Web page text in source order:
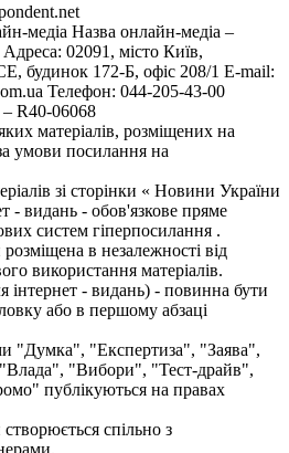
медіа Назва онлайн-медіа –
02091, місто Київ,
172-Б, офіс 208/1 E-mail:
Телефон: 044-205-43-00
– R40-06068
матеріалів, розміщених на
умови посилання на
зі сторінки « Новини України
- видань - обов'язкове пряме
систем гіперпосилання .
в незалежності від
використання матеріалів.
інтернет - видань) - повинна бути
або в першому абзаці
"Думка", "Експертиза", "Заява",
"Вибори", "Тест-драйв",
публікуються на правах
спільно з